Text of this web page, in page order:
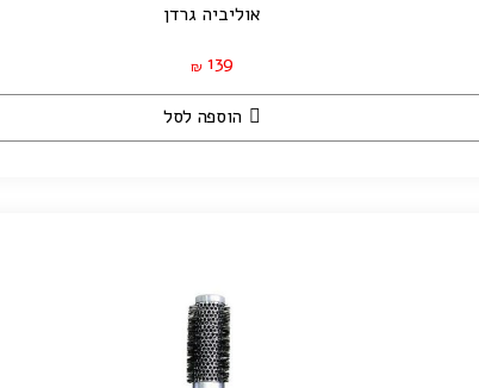
אוליביה גרדן
₪ 139
הוספה לסל